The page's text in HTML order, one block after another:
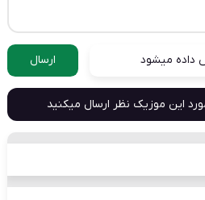
داده میشود ارسال
این موزیک نظر ارسال میکنید